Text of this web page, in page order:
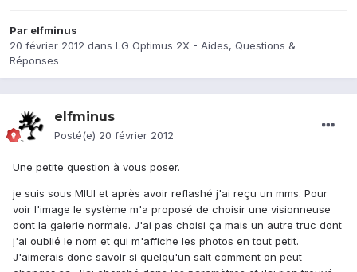
Par elfminus
20 février 2012 dans LG Optimus 2X - Aides, Questions &
Réponses
elfminus
Posté(e) 20 février 2012
Une petite question à vous poser.
je suis sous MIUI et après avoir reflashé j'ai reçu un mms. Pour
voir l'image le système m'a proposé de choisir une visionneuse
dont la galerie normale. J'ai pas choisi ça mais un autre truc dont
j'ai oublié le nom et qui m'affiche les photos en tout petit.
J'aimerais donc savoir si quelqu'un sait comment on peut